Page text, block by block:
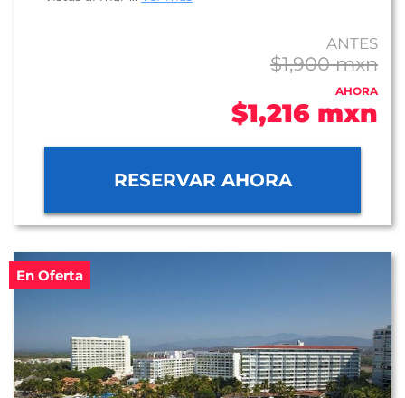
ANTES
$1,900 mxn
AHORA
$1,216 mxn
RESERVAR AHORA
En Oferta